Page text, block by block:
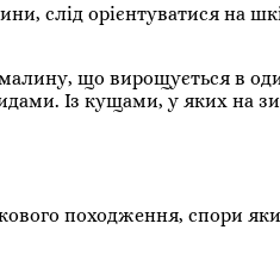
слід орієнтуватися на
що вирощується в
Із кущами, у яких на
походження, спори